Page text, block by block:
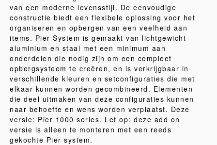
van een moderne levensstijl. De eenvoudige
constructie biedt een flexibele oplossing voor het
organiseren en opbergen van een veelheid aan
items. Pier System is gemaakt van lichtgewicht
aluminium en staal met een minimum aan
onderdelen die nodig zijn om een compleet
opbergsysteem te creëren, en is verkrijgbaar in
verschillende kleuren en setconfiguraties die met
elkaar kunnen worden gecombineerd. Elementen
die deel uitmaken van deze configuraties kunnen
naar behoefte en wens worden verplaatst. Deze
versie: Pier 1000 series. Let op: deze add on
versie is alleen te monteren met een reeds
gekochte Pier system.